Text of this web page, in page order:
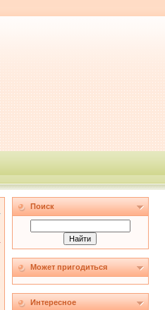
Поиск
Может пригодиться
Интересное